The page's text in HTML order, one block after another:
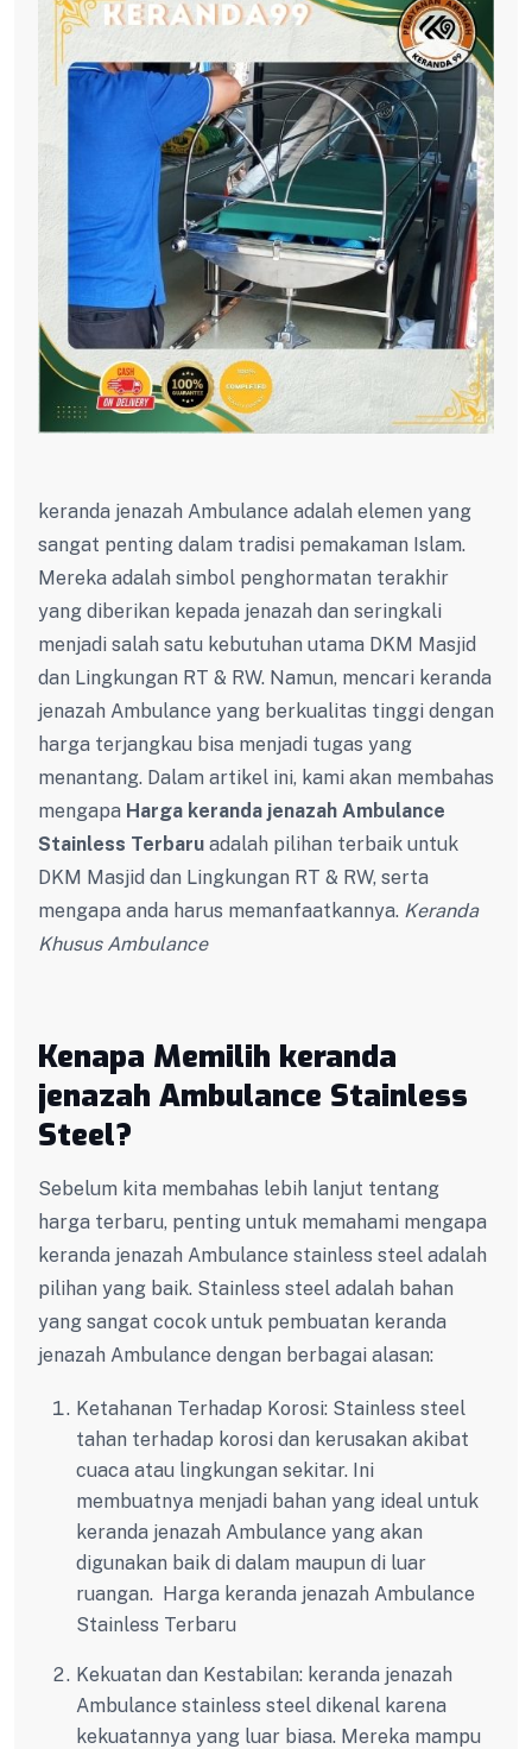
keranda jenazah Ambulance adalah elemen yang
sangat penting dalam tradisi pemakaman Islam.
Mereka adalah simbol penghormatan terakhir
yang diberikan kepada jenazah dan seringkali
menjadi salah satu kebutuhan utama DKM Masjid
dan Lingkungan RT & RW. Namun, mencari keranda
jenazah Ambulance yang berkualitas tinggi dengan
harga terjangkau bisa menjadi tugas yang
menantang. Dalam artikel ini, kami akan membahas
mengapa Harga keranda jenazah Ambulance
Stainless Terbaru adalah pilihan terbaik untuk
DKM Masjid dan Lingkungan RT & RW, serta
mengapa anda harus memanfaatkannya. Keranda
Khusus Ambulance
Kenapa Memilih keranda
jenazah Ambulance Stainless
Steel?
Sebelum kita membahas lebih lanjut tentang
harga terbaru, penting untuk memahami mengapa
keranda jenazah Ambulance stainless steel adalah
pilihan yang baik. Stainless steel adalah bahan
yang sangat cocok untuk pembuatan keranda
jenazah Ambulance dengan berbagai alasan:
Ketahanan Terhadap Korosi: Stainless steel
tahan terhadap korosi dan kerusakan akibat
cuaca atau lingkungan sekitar. Ini
membuatnya menjadi bahan yang ideal untuk
keranda jenazah Ambulance yang akan
digunakan baik di dalam maupun di luar
ruangan. Harga keranda jenazah Ambulance
Stainless Terbaru
Kekuatan dan Kestabilan: keranda jenazah
Ambulance stainless steel dikenal karena
kekuatannya yang luar biasa. Mereka mampu